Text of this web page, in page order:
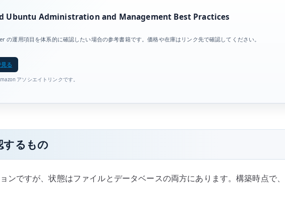
Ubuntu Administration and Management Best Practices
の運用項目を体系的に確認したい場合の参考書籍です。価格や在庫はリンク先で確認してください。
る
アソシエイトリンクです。
するもの
ンですが、状態はファイルとデータベースの両方にあります。構築時点で